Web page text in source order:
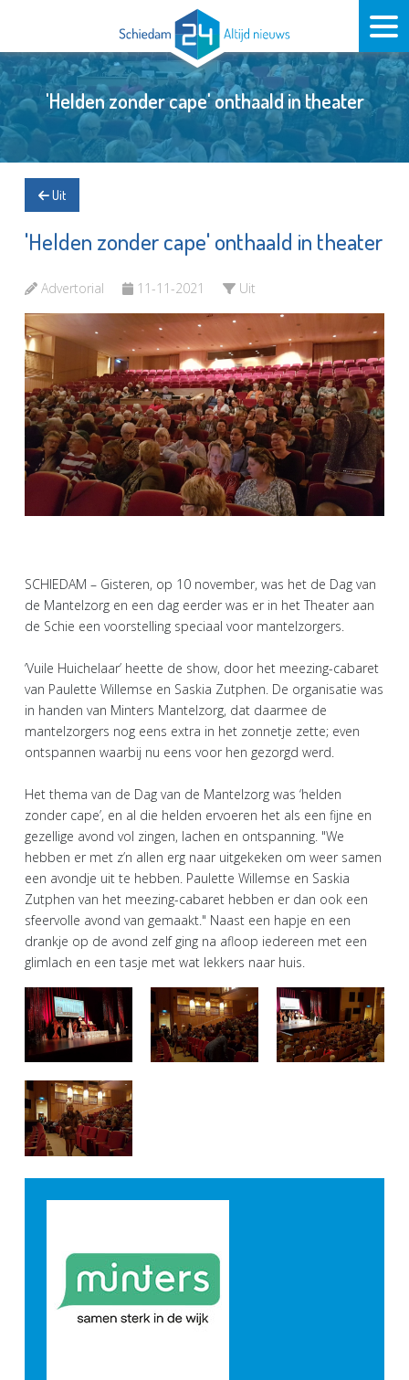
'Helden zonder cape' onthaald in theater
Uit
'Helden zonder cape' onthaald in theater
Advertorial 11-11-2021 Uit
SCHIEDAM – Gisteren, op 10 november, was het de Dag van
de Mantelzorg en een dag eerder was er in het Theater aan
de Schie een voorstelling speciaal voor mantelzorgers.
‘Vuile Huichelaar’ heette de show, door het meezing-cabaret
van Paulette Willemse en Saskia Zutphen. De organisatie was
in handen van Minters Mantelzorg, dat daarmee de
mantelzorgers nog eens extra in het zonnetje zette; even
ontspannen waarbij nu eens voor hen gezorgd werd.
Het thema van de Dag van de Mantelzorg was ‘helden
zonder cape’, en al die helden ervoeren het als een fijne en
gezellige avond vol zingen, lachen en ontspanning. "We
hebben er met z’n allen erg naar uitgekeken om weer samen
een avondje uit te hebben. Paulette Willemse en Saskia
Zutphen van het meezing-cabaret hebben er dan ook een
sfeervolle avond van gemaakt." Naast een hapje en een
drankje op de avond zelf ging na afloop iedereen met een
glimlach en een tasje met wat lekkers naar huis.